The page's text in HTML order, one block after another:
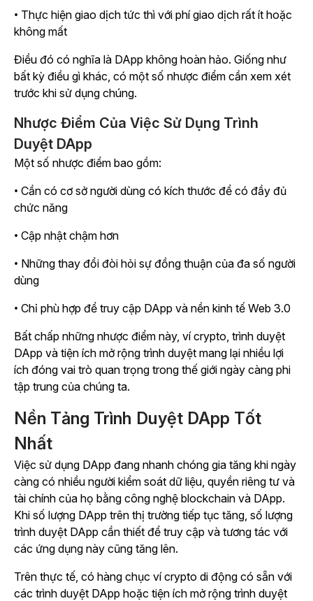
• Thực hiện giao dịch tức thì với phí giao dịch rất ít hoặc
không mất
Điều đó có nghĩa là DApp không hoàn hảo. Giống như
bất kỳ điều gì khác, có một số nhược điểm cần xem xét
trước khi sử dụng chúng.
Nhược Điểm Của Việc Sử Dụng Trình
Duyệt DApp
Một số nhược điểm bao gồm:
• Cần có cơ sở người dùng có kích thước để có đầy đủ
chức năng
• Cập nhật chậm hơn
• Những thay đổi đòi hỏi sự đồng thuận của đa số người
dùng
• Chỉ phù hợp để truy cập DApp và nền kinh tế Web 3.0
Bất chấp những nhược điểm này, ví crypto, trình duyệt
DApp và tiện ích mở rộng trình duyệt mang lại nhiều lợi
ích đóng vai trò quan trọng trong thế giới ngày càng phi
tập trung của chúng ta.
Nền Tảng Trình Duyệt DApp Tốt
Nhất
Việc sử dụng DApp đang nhanh chóng gia tăng khi ngày
càng có nhiều người kiểm soát dữ liệu, quyền riêng tư và
tài chính của họ bằng công nghệ blockchain và DApp.
Khi số lượng DApp trên thị trường tiếp tục tăng, số lượng
trình duyệt DApp cần thiết để truy cập và tương tác với
các ứng dụng này cũng tăng lên.
Trên thực tế, có hàng chục ví crypto di động có sẵn với
các trình duyệt DApp hoặc tiện ích mở rộng trình duyệt